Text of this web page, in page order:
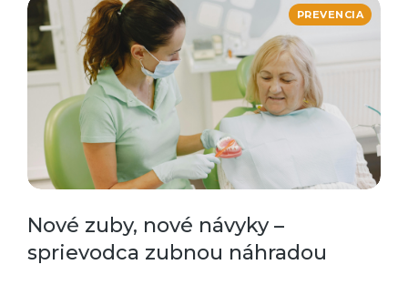
PREVENCIA
Nové zuby, nové návyky –
sprievodca zubnou náhradou